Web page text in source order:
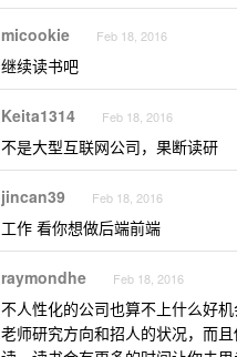
micookie Feb 18, 2016
继续读书吧
Keita1314 Feb 18, 2016
不是大型互联网公司，果断读研
jincan39 Feb 18, 2016
工作 看你想做后端前端
raymondhe Feb 18, 2016
不人性化的公司也算不上什么好
老师研究方向和招人的状况，而